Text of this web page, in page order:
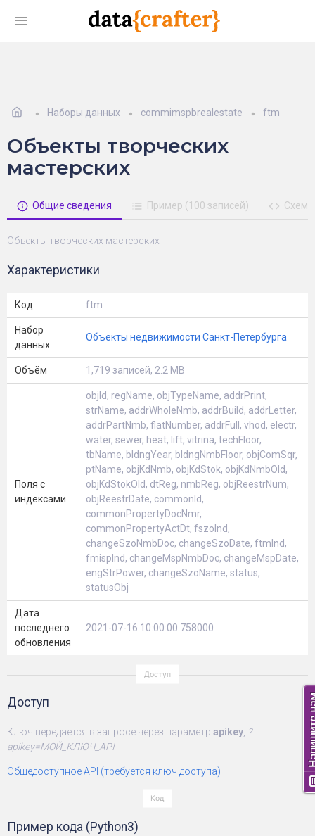
Наборы данных commimspbrealestate ftm
Объекты творческих
мастерских
Общие сведения Пример (100 записей) Схема
Объекты творческих мастерских
Характеристики
Код ftm
Набор
данных
Объекты недвижимости Санкт-Петербурга
Объём 1,719 записей, 2.2 MB
Поля с
индексами
objId, regName, objTypeName, addrPrint,
strName, addrWholeNmb, addrBuild, addrLetter,
addrPartNmb, flatNumber, addrFull, vhod, electr,
water, sewer, heat, lift, vitrina, techFloor,
tbName, bldngYear, bldngNmbFloor, objComSqr,
ptName, objKdNmb, objKdStok, objKdNmbOld,
objKdStokOld, dtReg, nmbReg, objReestrNum,
objReestrDate, commonId,
commonPropertyDocNmr,
commonPropertyActDt, fszoInd,
changeSzoNmbDoc, changeSzoDate, ftmInd,
fmispInd, changeMspNmbDoc, changeMspDate,
engStrPower, changeSzoName, status,
statusObj
Дата
последнего
обновления
2021-07-16 10:00:00.758000
Доступ
Ключ передается в запросе через параметр apikey, ?
apikey=МОЙ_КЛЮЧ_API
Общедоступное API (требуется ключ доступа)
Пример кода (Python3)